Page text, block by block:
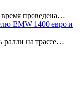
время проведена…
BMW 1400 евро и
ралли на трассе…